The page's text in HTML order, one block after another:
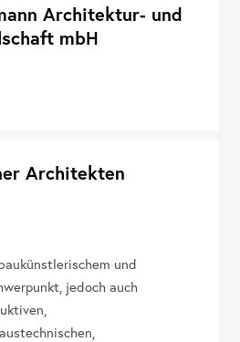
Architektur- und
mbH
Architekten
und
jedoch auch